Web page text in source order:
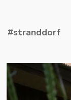
#stranddorf